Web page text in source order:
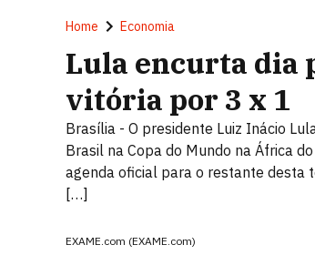
Home Economia
Lula encurta dia
vitória por 3 x 1
Brasília - O presidente Luiz Inácio
Brasil na Copa do Mundo na África
agenda oficial para o restante desta
[…]
EXAME.com (EXAME.com)